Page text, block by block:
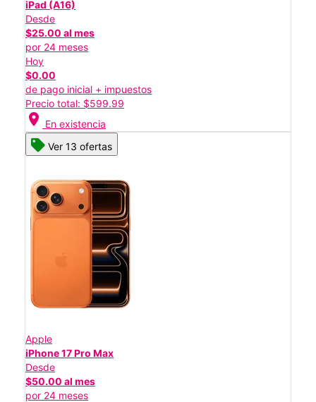
iPad (A16)
Desde
$25.00 al mes
por 24 meses
Hoy
$0.00
de pago inicial + impuestos
Precio total: $599.99
location_on En existencia
Ver 13 ofertas
Apple
iPhone 17 Pro Max
Desde
$50.00 al mes
por 24 meses